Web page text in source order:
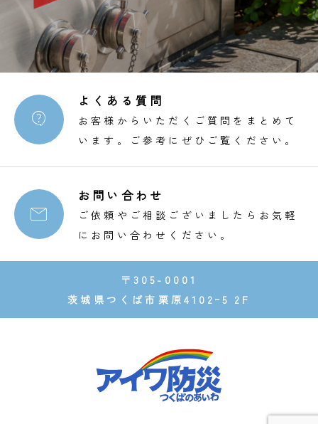

よくある質問
お客様からいただくご質問をまとめて
います。ご参考にぜひご覧ください。

お問い合わせ
ご依頼やご相談ございましたらお気軽
にお問い合わせください。
〒305-0001
茨城県つくば市栗原4102ｰ5 2F